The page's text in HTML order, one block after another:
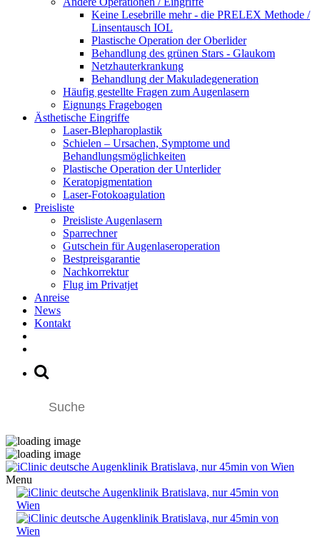
Keine Lesebrille mehr - die PRELEX Methode /
Linsentausch IOL
Plastische Operation der Oberlider
Behandlung des grünen Stars - Glaukom
Netzhauterkrankung
Behandlung der Makuladegeneration
Häufig gestellte Fragen zum Augenlasern
Eignungs Fragebogen
Ästhetische Eingriffe
Laser-Blepharoplastik
Schielen – Ursachen, Symptome und
Behandlungsmöglichkeiten
Plastische Operation der Unterlider
Keratopigmentation
Laser-Fotokoagulation
Preisliste
Preisliste Augenlasern
Sparrechner
Gutschein für Augenlaseroperation
Bestpreisgarantie
Nachkorrektur
Flug im Privatjet
Anreise
News
Kontakt
Menu